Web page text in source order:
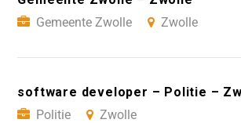
Gemeente Zwolle
Zwolle
software developer – Politie –
Politie
Zwolle